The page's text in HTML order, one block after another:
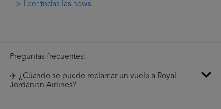
> Leer todas las news
Preguntas frecuentes:
✈️ ¿Cúando se puede reclamar un vuelo a Royal
Jordanian Airlines?